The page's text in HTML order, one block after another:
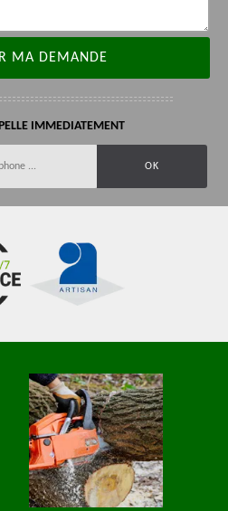
IMMEDIATEMENT